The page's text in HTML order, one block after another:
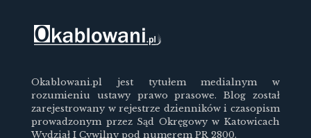
Okablowani.pl jest tytułem medialnym w
rozumieniu ustawy prawo prasowe. Blog został
zarejestrowany w rejestrze dzienników i czasopism
prowadzonym przez Sąd Okręgowy w Katowicach
Wydział I Cywilny pod numerem PR 2800.